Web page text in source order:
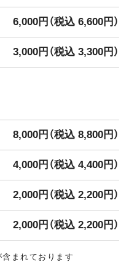
きよ
ント
のお楽しみ
レスDay開催
Vivienneをぜひお楽しみ
真夏の大還元祭
6,000円（税込 6,600円）
3,000円（税込 3,300円）
8,000円（税込 8,800円）
4,000円（税込 4,400円）
2,000円（税込 2,200円）
2,000円（税込 2,200円）
まれております